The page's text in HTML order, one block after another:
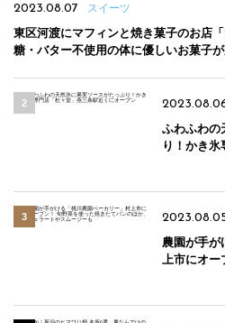
2023.08.07 スイーツ
東区河渡にマフィンと焼き菓子のお店
糖・バター不使用の体に優しいお菓子
ふわふわの
り！かき氷
農園が手が
上市にオ